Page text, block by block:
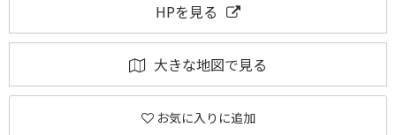
HPを見る
大きな地図で見る
お気に入りに追加